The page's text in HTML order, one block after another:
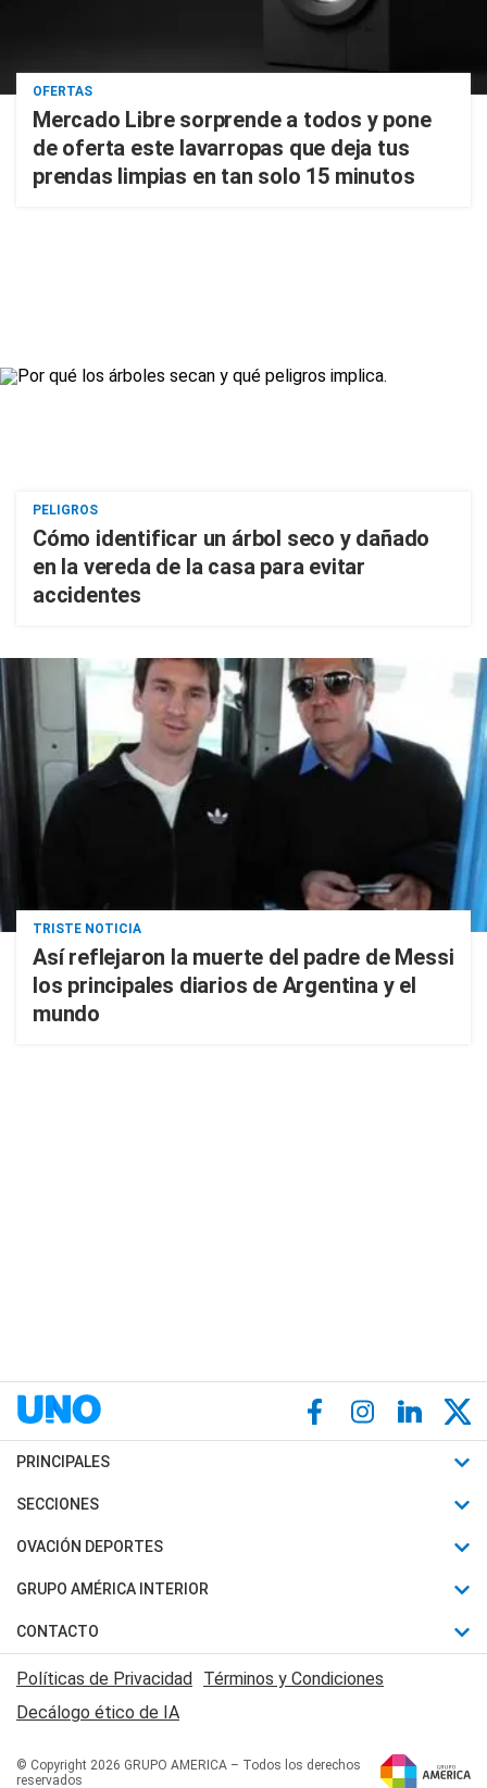
OFERTAS
Mercado Libre sorprende a todos y pone
de oferta este lavarropas que deja tus
prendas limpias en tan solo 15 minutos
PELIGROS
Cómo identificar un árbol seco y dañado
en la vereda de la casa para evitar
accidentes
TRISTE NOTICIA
Así reflejaron la muerte del padre de Messi
los principales diarios de Argentina y el
mundo
PRINCIPALES
Últimas Noticias
Política
Judiciales
Economia
SECCIONES
Horóscopo
Motores
Trucos caseros
Series y Películas
Edictos y Solicitadas
OVACIÓN DEPORTES
Fútbol
Mundial
Automovilismo
Rugby
Básquet
GRUPO AMÉRICA INTERIOR
Canal 7 en Vivo
San Juan 8
CONTACTO
Acerca de Nosotros
Contactanos
Políticas de Privacidad Términos y Condiciones
Decálogo ético de IA
© Copyright 2026 GRUPO AMERICA – Todos los derechos
reservados